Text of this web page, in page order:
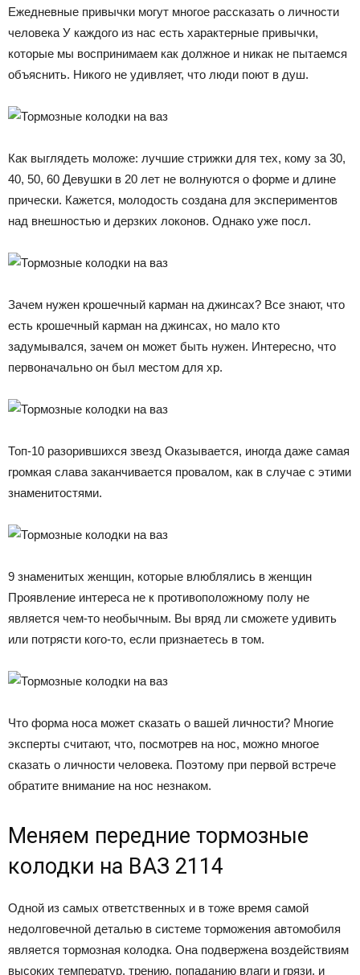
Ежедневные привычки могут многое рассказать о личности
человека У каждого из нас есть характерные привычки,
которые мы воспринимаем как должное и никак не пытаемся
объяснить. Никого не удивляет, что люди поют в душ.
Как выглядеть моложе: лучшие стрижки для тех, кому за 30,
40, 50, 60 Девушки в 20 лет не волнуются о форме и длине
прически. Кажется, молодость создана для экспериментов
над внешностью и дерзких локонов. Однако уже посл.
Зачем нужен крошечный карман на джинсах? Все знают, что
есть крошечный карман на джинсах, но мало кто
задумывался, зачем он может быть нужен. Интересно, что
первоначально он был местом для хр.
Топ-10 разорившихся звезд Оказывается, иногда даже самая
громкая слава заканчивается провалом, как в случае с этими
знаменитостями.
9 знаменитых женщин, которые влюблялись в женщин
Проявление интереса не к противоположному полу не
является чем-то необычным. Вы вряд ли сможете удивить
или потрясти кого-то, если признаетесь в том.
Что форма носа может сказать о вашей личности? Многие
эксперты считают, что, посмотрев на нос, можно многое
сказать о личности человека. Поэтому при первой встрече
обратите внимание на нос незнаком.
Меняем передние тормозные
колодки на ВАЗ 2114
Одной из самых ответственных и в тоже время самой
недолговечной деталью в системе торможения автомобиля
является тормозная колодка. Она подвержена воздействиям
высоких температур, трению, попаданию влаги и грязи, и